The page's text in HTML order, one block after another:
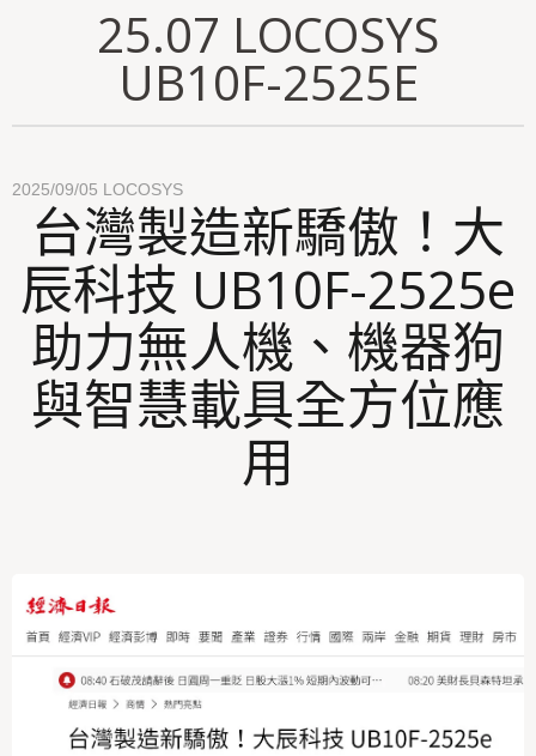
25.07 LOCOSYS
UB10F-2525E
2025/09/05 LOCOSYS
台灣製造新驕傲！大
辰科技 UB10F-2525e
助力無人機、機器狗
與智慧載具全方位應
用